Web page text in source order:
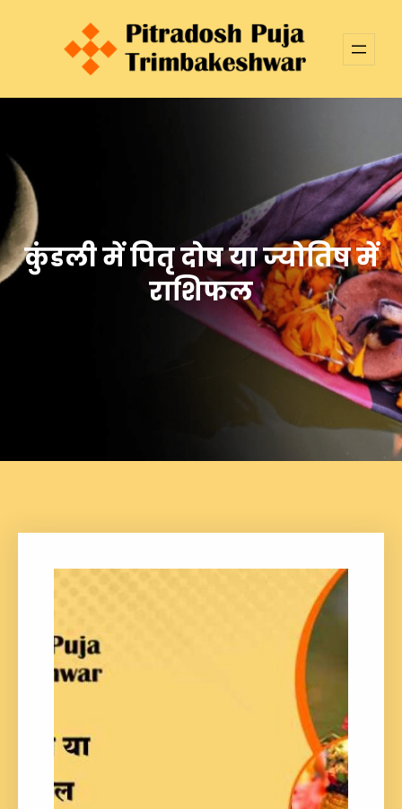
कुंडली में पितृ दोष या ज्योतिष में
राशिफल